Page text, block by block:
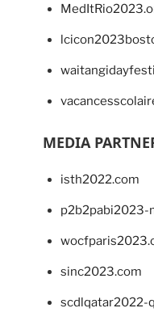
MEDIA
isth2022.com
p2b2pabi2023-
sinc2023.com
scdlqatar2022-